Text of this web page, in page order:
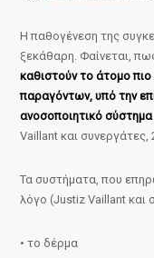
Η παθογένεση της
ξεκάθαρη. Φαίνεται,
καθιστούν το άτομο πιο
παραγόντων, υπό την
ανοσοποιητικό
Vaillant και συνεργάτες,
Τα συστήματα, που
λόγο (Justiz Vaillant και
• το δέρμα